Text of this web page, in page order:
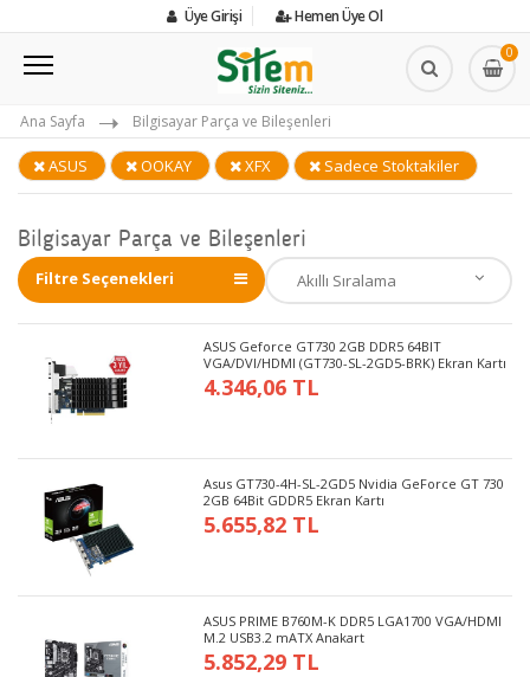
Üye Girişi Hemen Üye Ol
0
Ana Sayfa Bilgisayar Parça ve Bileşenleri
ASUS OOKAY XFX Sadece Stoktakiler
Bilgisayar Parça ve Bileşenleri
Filtre Seçenekleri
ASUS Geforce GT730 2GB DDR5 64BIT
VGA/DVI/HDMI (GT730-SL-2GD5-BRK) Ekran Kartı
4.346,06 TL
Asus GT730-4H-SL-2GD5 Nvidia GeForce GT 730
2GB 64Bit GDDR5 Ekran Kartı
5.655,82 TL
ASUS PRIME B760M-K DDR5 LGA1700 VGA/HDMI
M.2 USB3.2 mATX Anakart
5.852,29 TL